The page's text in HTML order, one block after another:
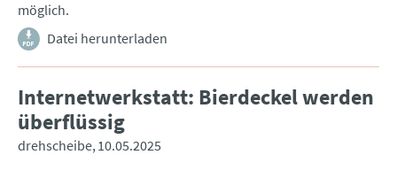
möglich.
Datei herunterladen
Internetwerkstatt: Bierdeckel werden
überflüssig
drehscheibe 10.05.2025